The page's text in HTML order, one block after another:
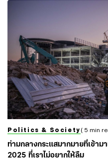
Politics & Society ( 5 min
ท่ามกลางกระแสมากมายที่เข้าม
2025 ที่เราไม่อยากให้ลืม